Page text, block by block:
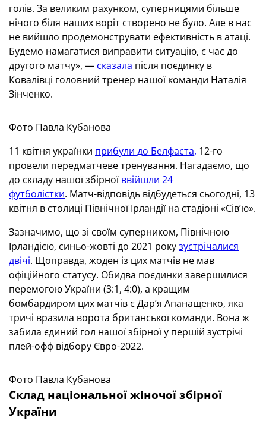
голів. За великим рахунком, суперницями більше
нічого біля наших воріт створено не було. Але в нас
не вийшло продемонструвати ефективність в атаці.
Будемо намагатися виправити ситуацію, є час до
другого матчу», — сказала після поєдинку в
Ковалівці головний тренер нашої команди Наталія
Зінченко.
Фото Павла Кубанова
11 квітня українки прибули до Белфаста, 12-го
провели передматчеве тренування. Нагадаємо, що
до складу нашої збірноїввійшли 24
футболістки. Матч-відповідь відбудеться сьогодні, 13
квітня в столиці Північної Ірландії на стадіоні «Сів’ю».
Зазначимо, що зі своїм суперником, Північною
Ірландією, синьо-жовті до 2021 рокузустрічалися
двічі. Щоправда, жоден із цих матчів не мав
офіційного статусу. Обидва поєдинки завершилися
перемогою України (3:1, 4:0), а кращим
бомбардиром цих матчів є Дар’я Апанащенко, яка
тричі вразила ворота британської команди. Вона ж
забила єдиний гол нашої збірної у першій зустрічі
плей-офф відбору Євро-2022.
Фото Павла Кубанова
Склад національної жіночої збірної
України